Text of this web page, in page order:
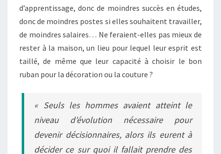
d’apprentissage, donc de moindres succès en études,
donc de moindres postes si elles souhaitent travailler,
de moindres salaires… Ne feraient-elles pas mieux de
rester à la maison, un lieu pour lequel leur esprit est
taillé, de même que leur capacité à choisir le bon
ruban pour la décoration ou la couture ?
« Seuls les hommes avaient atteint le
niveau d’évolution nécessaire pour
devenir décisionnaires, alors ils eurent à
décider ce sur quoi il fallait prendre des